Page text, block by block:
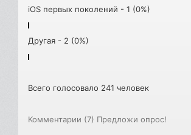
iOS первых поколений - 1 (0%)
Другая - 2 (0%)
Всего голосовало 241 человек
Комментарии (7) Предложи опрос!